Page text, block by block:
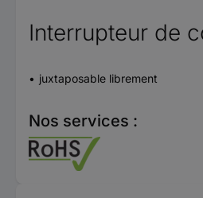
Interrupteur de
juxtaposable librement
Nos services :